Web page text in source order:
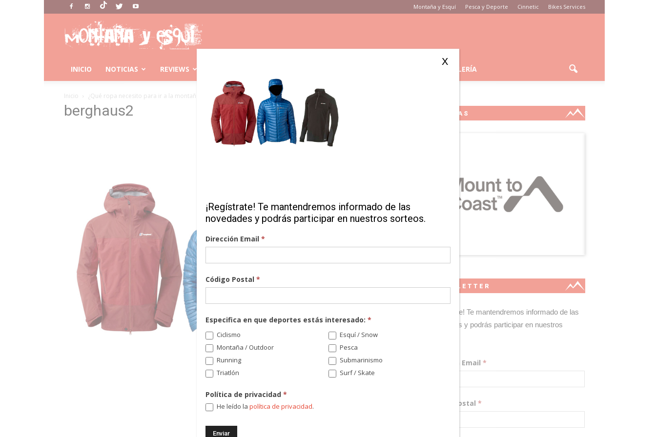
Montaña y Esquí Pesca y Deporte Cinnetic Bikes Services
Y
Esqui
INICIO NOTICIAS REVIEWS GALERÍA
Inicio ¿Qué ropa necesito para ir a la montaña? berghaus2
berghaus2 MARCAS
NEWSLETTER
¡Regístrate! Te mantendremos informado de las
novedades y podrás participar en nuestros
Dirección Email *
Código Postal *
¡Regístrate! Te mantendremos informado de las
novedades y podrás participar en nuestros sorteos.
Dirección Email*
Código Postal*
Especifica en que deportes estás interesado:*
Ciclismo
Esquí / Snow
Montaña / Outdoor
Pesca
Running
Submarinismo
Triatlón
Surf / Skate
Política de privacidad*
He leído lapolítica de privacidad.
X